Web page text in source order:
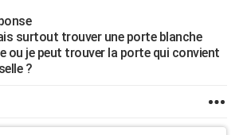
surtout trouver une porte blanche
ou je peut trouver la porte qui convient
?